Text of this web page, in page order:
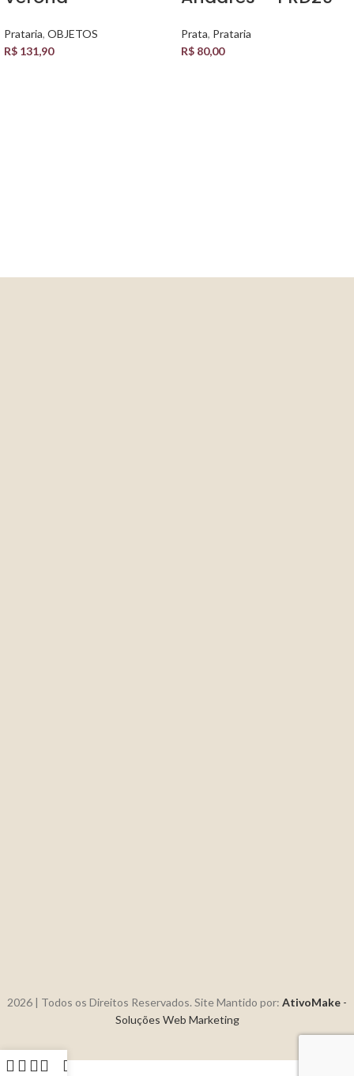
Prataria, OBJETOS
R$ 131,90
Prata, Prataria
R$ 80,00
2026 | Todos os Direitos Reservados. Site Mantido por: AtivoMake -
Soluções Web Marketing